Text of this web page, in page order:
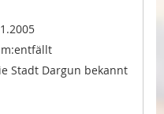
entfällt